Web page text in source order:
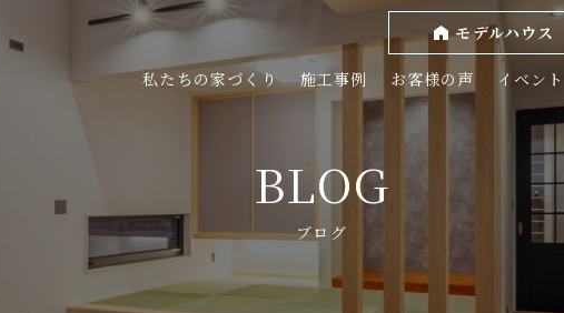
モデルハウス
私たちの家づくり 施工事例 お客様の声 イベン
BLOG
ブログ